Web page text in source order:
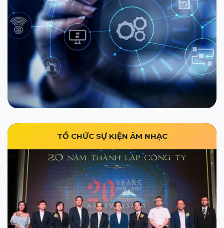
TỔ CHỨC SỰ KIỆN ÂM NHẠC